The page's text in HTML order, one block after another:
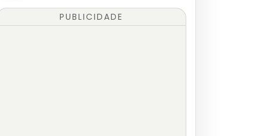
PUBLICIDADE